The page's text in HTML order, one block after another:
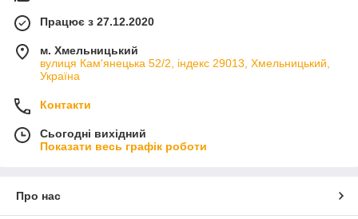
Працює з 27.12.2020
м. Хмельницький
вулиця Кам'янецька 52/2, індекс 29013, Хмельницький,
Україна
Контакти
Сьогодні вихідний
Показати весь графік роботи
Про нас